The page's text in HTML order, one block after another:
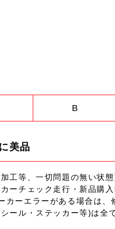
B
美品
工等、一切問題の無い状
ーチェック走行・新品購
カーエラーがある場合は、
ール・ステッカー等)は全